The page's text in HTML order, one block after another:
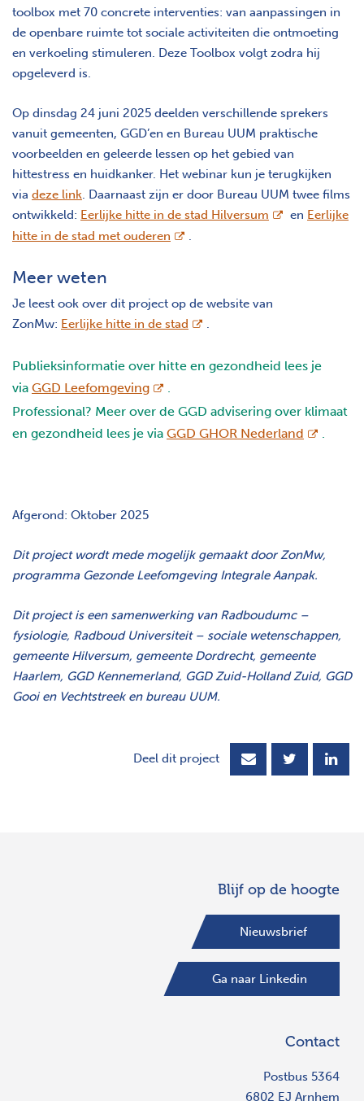
toolbox met 70 concrete interventies: van aanpassingen in
de openbare ruimte tot sociale activiteiten die ontmoeting
en verkoeling stimuleren. Deze Toolbox volgt zodra hij
opgeleverd is.
Op dinsdag 24 juni 2025 deelden verschillende sprekers
vanuit gemeenten, GGD’en en Bureau UUM praktische
voorbeelden en geleerde lessen op het gebied van
hittestress en huidkanker. Het webinar kun je terugkijken
via deze link. Daarnaast zijn er door Bureau UUM twee films
ontwikkeld: Eerlijke hitte in de stad Hilversum opent nieuw
en Eerlijke
hitte in de stad met ouderen opent nieuw scherm
.
Meer weten
Je leest ook over dit project op de website van
ZonMw: Eerlijke hitte in de stad opent nieuw scherm
.
Publieksinformatie over hitte en gezondheid lees je
via GGD Leefomgevingopent nieuw scherm
Professional? Meer over de GGD advisering over klimaat
en gezondheid lees je via GGD GHOR Nederland opent
Afgerond: Oktober 2025
Dit project wordt mede mogelijk gemaakt door ZonMw,
programma Gezonde Leefomgeving Integrale Aanpak.
Dit project is een samenwerking van Radboudumc –
fysiologie, Radboud Universiteit – sociale wetenschappen,
gemeente Hilversum, gemeente Dordrecht, gemeente
Haarlem, GGD Kennemerland, GGD Zuid-Holland Zuid, GGD
Gooi en Vechtstreek en bureau UUM.
Deel dit project
Blijf op de hoogte
Nieuwsbrief
Ga naar Linkedin
Contact
Postbus 5364
6802 EJ Arnhem